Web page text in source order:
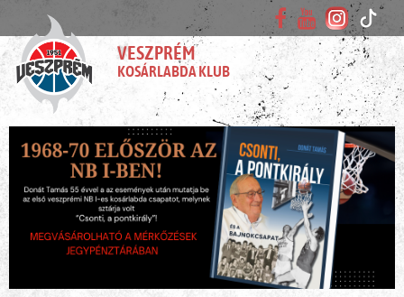
VESZPRÉM
KOSÁRLABDA KLUB